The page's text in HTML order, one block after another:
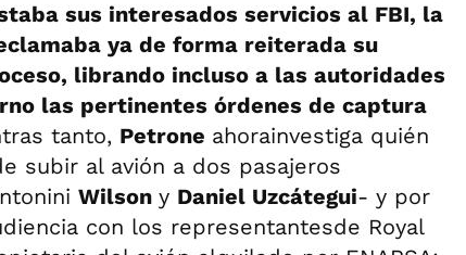
sus interesados servicios al FBI, la
ya de forma reiterada su
librando incluso a las autoridades
las pertinentes órdenes de captura
tanto, Petrone ahorainvestiga quién
subir al avión a dos pasajeros
Wilson y Daniel Uzcátegui- y por
con los representantesde Royal